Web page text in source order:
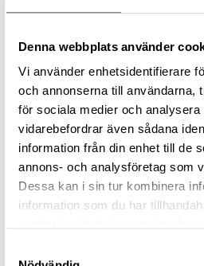
Denna webbplats använder
Vi använder enhetsidentifierare
och annonserna till användarna,
för sociala medier och
vidarebefordrar även sådana
information från din enhet till de
annons- och analysföretag som
Dessa kan i sin tur kombinera
information som du har
1100 – 2020
Tillverkningsplats
Historiska museet
Föremålsnummer
Förvärvsnummer